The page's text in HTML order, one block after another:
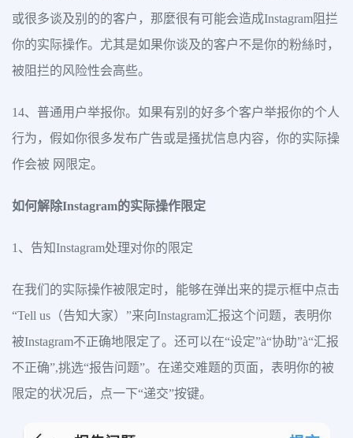
或很多谈及别的的客户，那麼很有可能会造成Instagram阻拦
你的实际操作。尤其是如果你谈及的客户不是你的粉絲时，
被阻拦的风险性会高些。
14、普通用户举报你。如果有别的好多个客户举报你的个人
行为，假如你很多发布广告或是搔扰信息内容，你的实际操
作会被 网限定。
如何解除Instagram的实际操作限定
1、告知Instagram处理对你的限定
在我们的实际操作被限定时，能够在弹出来的提示框中点击
“Tell us（告知大家）”来向Instagram汇报这个问题，表明你
被Instagram不正确地限定了。还可以在“设定”à“协助”à“汇报
不正确”,挑选“报告问题”。在递交难题的页面，表明你的被
限定的状况后，点一下“递交”按键。